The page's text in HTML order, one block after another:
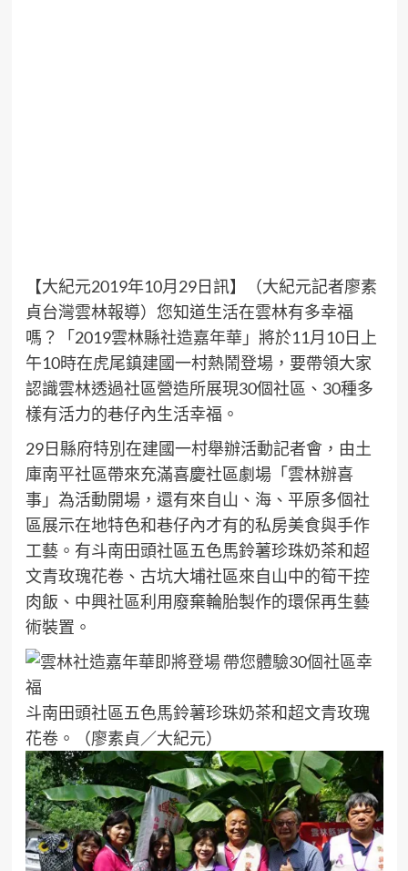
【大紀元2019年10月29日訊】（大紀元記者廖素
貞台灣雲林報導）您知道生活在雲林有多幸福
嗎？「2019雲林縣社造嘉年華 」將於11月10日上
午10時在虎尾鎮建國一村熱鬧登場，要帶領大家
認識雲林透過社區營造所展現30個社區、30種多
樣有活力的巷仔內生活幸福。
29日縣府特別在建國一村舉辦活動記者會，由土
庫南平社區帶來充滿喜慶社區劇場「雲林辦喜
事」為活動開場，還有來自山、海、平原多個社
區展示在地特色和巷仔內才有的私房美食與手作
工藝。有斗南田頭社區五色馬鈴薯珍珠奶茶和超
文青玫瑰花卷、古坑大埔社區來自山中的筍干控
肉飯、中興社區利用廢棄輪胎製作的環保再生藝
術裝置。
斗南田頭社區五色馬鈴薯珍珠奶茶和超文青玫瑰
花卷。（廖素貞／大紀元）